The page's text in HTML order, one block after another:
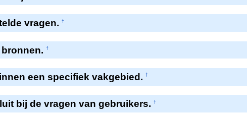
vragen.†
bronnen.†
een specifiek vakgebied.†
bij de vragen van gebruikers.†